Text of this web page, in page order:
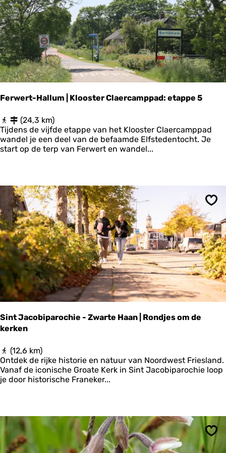
n
E
i
g
e
n
h
e
i
m
e
s
Ferwert-Hallum | Klooster Claercamppad: etappe 5
F
e
r
w
-
l
l
u
m
|
l
o
s
t
e
r
a
e
r
p
a
(24,3 km)
Tijdens de vijfde etappe van het Klooster Claercamppad
wandel je een deel van de befaamde Elfstedentocht. Je
start op de terp van Ferwert en wandel...
Sint Jacobiparochie - Zwarte Haan | Rondjes om de
kerken
S
i
n
t
o
i
(12,6 km)
Ontdek de rijke historie en natuur van Noordwest Friesland.
Vanaf de iconische Groate Kerk in Sint Jacobiparochie loop
je door historische Franeker...